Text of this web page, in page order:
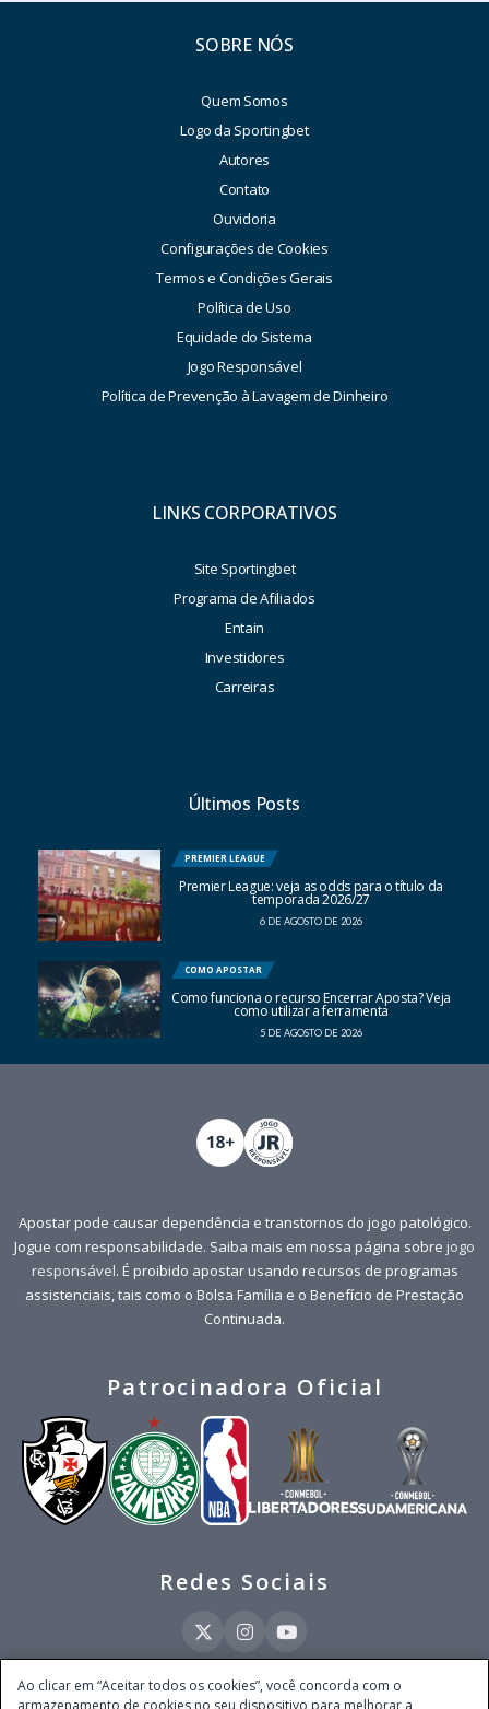
SOBRE NÓS
Quem Somos
Logo da Sportingbet
Autores
Contato
Ouvidoria
Configurações de Cookies
Termos e Condições Gerais
Política de Uso
Equidade do Sistema
Jogo Responsável
Política de Prevenção à Lavagem de Dinheiro
LINKS CORPORATIVOS
Site Sportingbet
Programa de Afiliados
Entain
Investidores
Carreiras
Últimos Posts
PREMIER LEAGUE
Premier League: veja as odds para o título da
temporada 2026/27
6 DE AGOSTO DE 2026
COMO APOSTAR
Como funciona o recurso Encerrar Aposta? Veja
como utilizar a ferramenta
5 DE AGOSTO DE 2026
Apostar pode causar dependência e transtornos do jogo patológico.
Jogue com responsabilidade. Saiba mais em nossa página sobre jogo
responsável. É proibido apostar usando recursos de programas
assistenciais, tais como o Bolsa Família e o Benefício de Prestação
Continuada.
Patrocinadora Oficial
Redes Sociais
Este site é operado pela Ventmear Brasil LTDA (CNPJ 52.868.380/0001-84), com
Ao clicar em “Aceitar todos os cookies”, você concorda com o
armazenamento de cookies no seu dispositivo para melhorar a